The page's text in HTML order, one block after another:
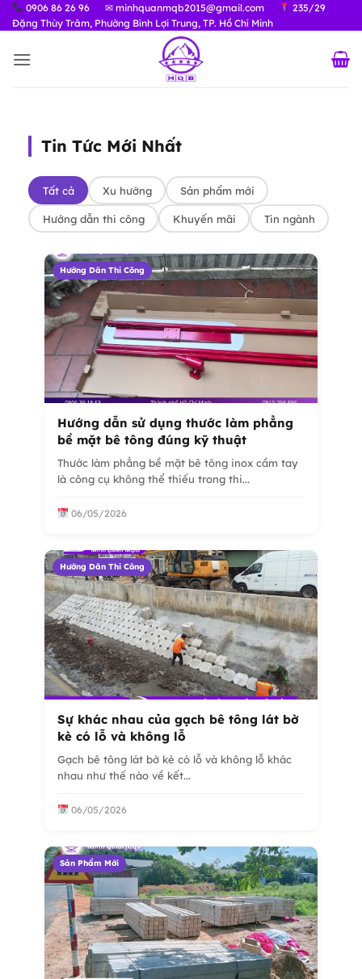
Bỏ
qua
dung
0906 86 26 96 ✉ minhquanmqb2015@gmail.com
235/29
Đặng Thùy Trâm, Phường Bình Lợi Trung, TP. Hồ Chí Minh
Tin Tức Mới Nhất
Tất cả Xu hướng Sản phẩm mới
Hướng dẫn thi công Khuyến mãi Tin ngành
Hướng Dãn Thi Công
Hướng dẫn sử dụng thước làm phẳng
bề mặt bê tông đúng kỹ thuật
Thước làm phẳng bề mặt bê tông inox cầm tay
là công cụ không thể thiếu trong thi...
06/05/2026
Hướng Dãn Thi Công
Sự khác nhau của gạch bê tông lát bờ
kè có lỗ và không lỗ
Gạch bê tông lát bờ kè có lỗ và không lỗ khác
nhau như thế nào về kết...
06/05/2026
Sản Phẩm Mới